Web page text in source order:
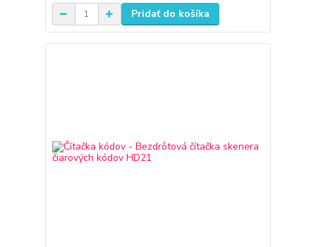
Pridať do košíka